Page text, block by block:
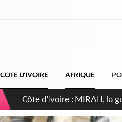
COTE D'IVOIRE AFRIQUE
Côte d'Ivoire :